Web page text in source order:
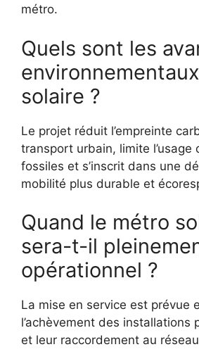
métro.
Quels sont les
solaire ?
Le projet réduit l’empreinte
transport urbain, limite l’usage
fossiles et s’inscrit dans une
mobilité plus durable et
Quand le métro
sera-t-il
opérationnel ?
La mise en service est prévue
l’achèvement des installations
et leur raccordement au